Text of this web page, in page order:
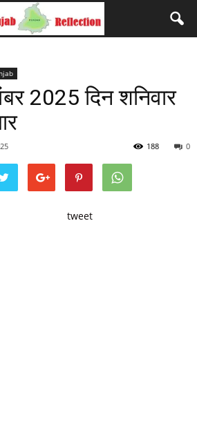
2025 दिन शनिवार
0
188
tweet